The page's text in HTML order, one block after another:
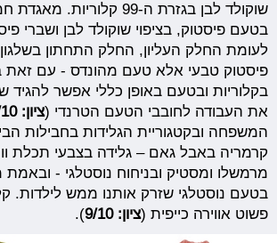
שוקולד לבן בגזרת ה-99
בטעם פיסטוק, בציפוי שוקולד לבן ושברי
לעומת החלק העליון, החלק התחתון
פיסטוק טבעי אלא טעם מהונדס - עם
בקלוריות ובטעם באופן כללי אפשר
את העבודה לחובבי הטעם הטרנדי (ציון: 7/10
המשפחה ובקטגוריית הגלידות בחבילות
קרמריה באבל גאם – גלידה בצבעי תכלת
מרמשלו ומסטיק ובניחוח נוסטלגי - ובאמת
בטעם נוסטלגי שזרק אותנו ממש לילדות.
פשוט אווירה כייפית (ציון: 9/10 ).